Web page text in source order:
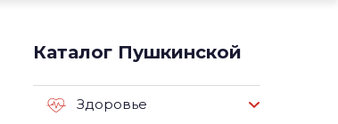
Каталог Пушкинской
Здоровье